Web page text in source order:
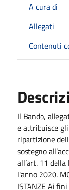
A cura di
Allegati
Contenuti
Il Bando,
e attribuisce
ripartizione
sostegno
all’art. 11
l'anno 2020.
ISTANZE Ai